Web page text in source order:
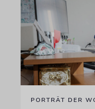
PORTRÄT DER